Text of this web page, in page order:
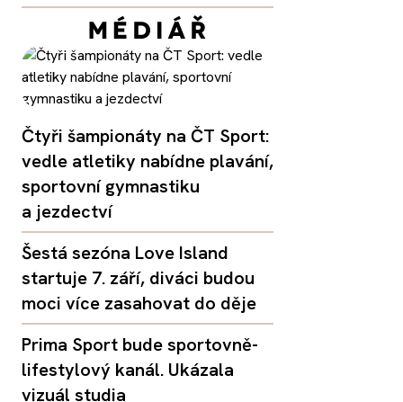
Čtyři šampionáty na ČT Sport:
vedle atletiky nabídne plavání,
sportovní gymnastiku
a jezdectví
Šestá sezóna Love Island
startuje 7. září, diváci budou
moci více zasahovat do děje
Prima Sport bude sportovně-
lifestylový kanál. Ukázala
vizuál studia